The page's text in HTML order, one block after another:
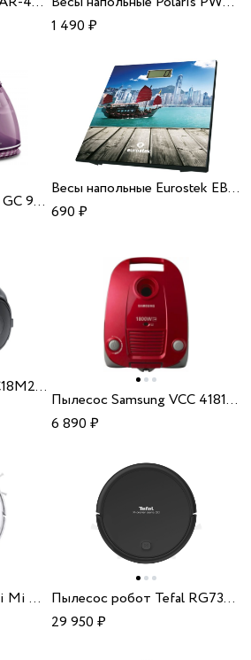
1 490₽
Парогенератор Philips GC 9315/30
Весы напольные Eurostek EBS-3009
690₽
Пылесос Samsung VCC18M2110SB
Пылесос Samsung VCC 4181V37
6 890₽
Пылесос робот Xiaomi Mi Robot Vacuum-Mop 2 EU BHR5055EU
Пылесос робот Tefal RG7365WH
29 950₽